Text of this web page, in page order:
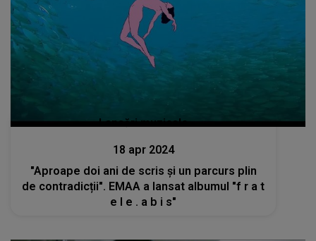
Lansări muzicale
18 apr 2024
"Aproape doi ani de scris și un parcurs plin
de contradicții". EMAA a lansat albumul "f r a t
e l e . a b i s"